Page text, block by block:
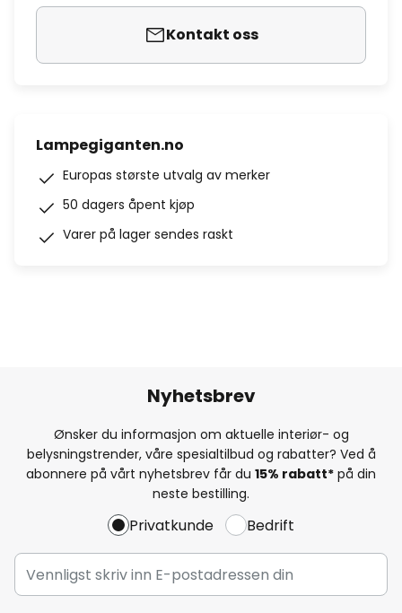
Kontakt oss
Lampegiganten.no
Europas største utvalg av merker
50 dagers åpent kjøp
Varer på lager sendes raskt
Nyhetsbrev
Ønsker du informasjon om aktuelle interiør- og
belysningstrender, våre spesialtilbud og rabatter? Ved å
abonnere på vårt nyhetsbrev får du 15% rabatt* på din
neste bestilling.
Privatkunde Bedrift